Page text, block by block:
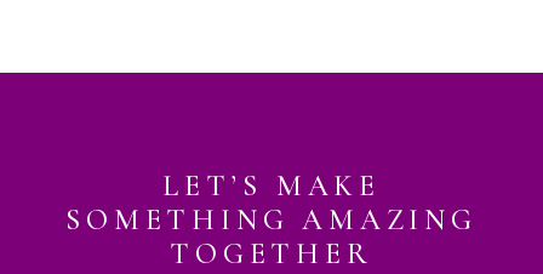
LET’S MAKE
SOMETHING AMAZING
TOGETHER